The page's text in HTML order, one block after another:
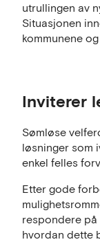
utrullingen av
Situasjonen
kommunene
Inviterer
Sømløse
løsninger som
enkel felles
Etter gode
respondere
hvordan dette